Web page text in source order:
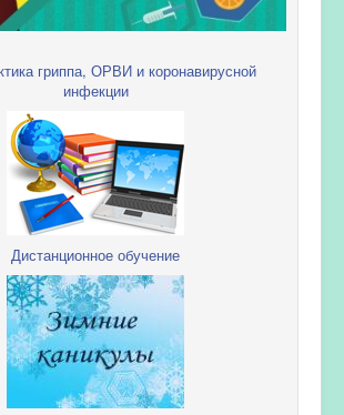
гриппа, ОРВИ и коронавирусной
инфекции
Дистанционное обучение